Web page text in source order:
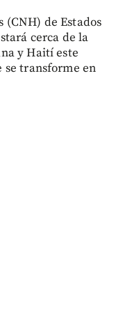
(CNH) de Estados
cerca de la
y Haití este
transforme en